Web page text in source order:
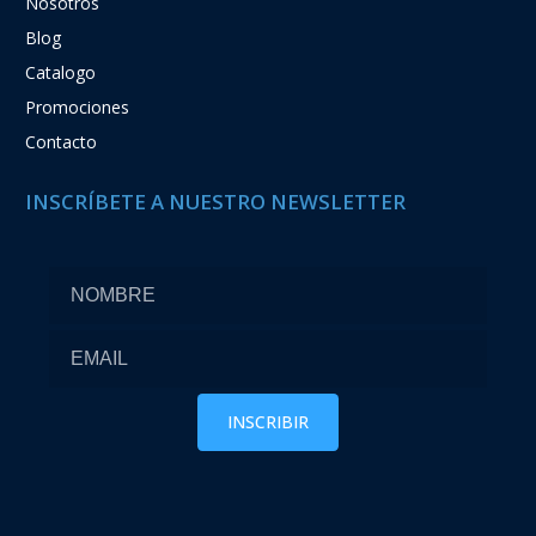
Blog
Catalogo
Promociones
Contacto
INSCRÍBETE A NUESTRO NEWSLETTER